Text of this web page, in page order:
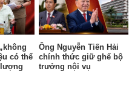
có thể
Ông Nguyễn Tiến Hải
chính thức giữ ghế bộ
trưởng nội vụ